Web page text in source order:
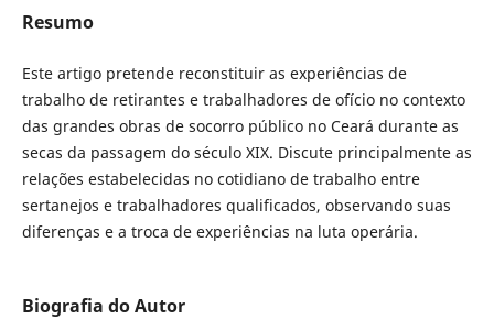
Resumo
Este artigo pretende reconstituir as experiências de
trabalho de retirantes e trabalhadores de ofício no contexto
das grandes obras de socorro público no Ceará durante as
secas da passagem do século XIX. Discute principalmente as
relações estabelecidas no cotidiano de trabalho entre
sertanejos e trabalhadores qualificados, observando suas
diferenças e a troca de experiências na luta operária.
Biografia do Autor